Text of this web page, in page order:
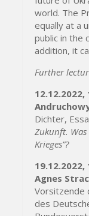
world. The
equally at a
public in the
addition, it
Further
Dichter,
Zukunft. Was
Krieges”?
Agnes
Vorsitzende
des